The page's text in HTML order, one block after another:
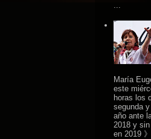
María
este
horas los
segunda
año ante
2018 y
en 2019 》